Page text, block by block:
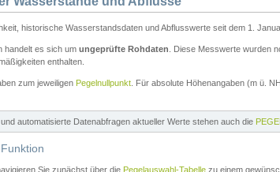
historische Wasserstandsdaten und Abflusswerte seit dem 1.
handelt es sich um ungeprüfte Rohdaten . Diese Messwerte wurden
enthalten.
zum jeweiligen Pegelnullpunkt . Für absolute Höhenangaben (m ü.
automatisierte Datenabfragen aktueller Werte stehen auch die
Sie zunächst über die Pegelauswahl-Tabelle zu einem